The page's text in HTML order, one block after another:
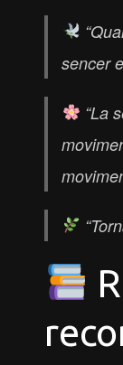
sencer
“La